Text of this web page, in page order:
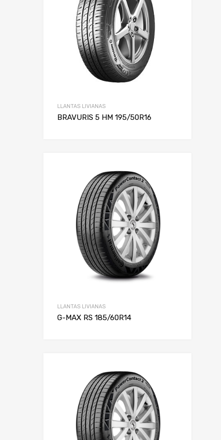
LLANTAS LIVIANAS
BRAVURIS 5 HM 195/50R16
LLANTAS LIVIANAS
G-MAX RS 185/60R14